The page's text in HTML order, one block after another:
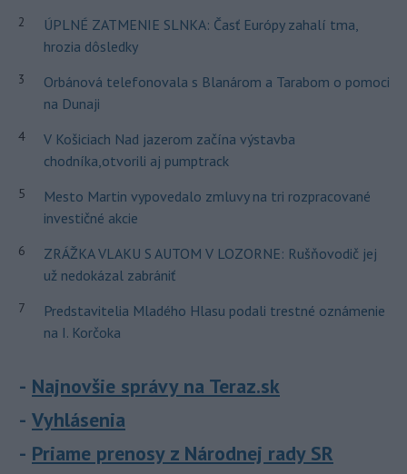
2
ÚPLNÉ ZATMENIE SLNKA: Časť Európy zahalí tma,
hrozia dôsledky
3
Orbánová telefonovala s Blanárom a Tarabom o pomoci
na Dunaji
4
V Košiciach Nad jazerom začína výstavba
chodníka,otvorili aj pumptrack
5
Mesto Martin vypovedalo zmluvy na tri rozpracované
investičné akcie
6
ZRÁŽKA VLAKU S AUTOM V LOZORNE: Rušňovodič jej
už nedokázal zabrániť
7
Predstavitelia Mladého Hlasu podali trestné oznámenie
na I. Korčoka
Najnovšie správy na Teraz.sk
Vyhlásenia
Priame prenosy z Národnej rady SR